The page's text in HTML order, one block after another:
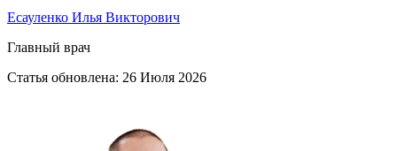
Есауленко Илья Викторович
Главный врач
Статья обновлена: 26 Июля 2026